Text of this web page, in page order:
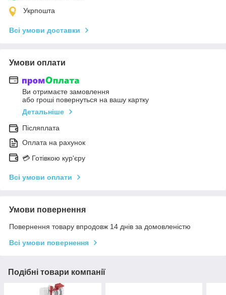
Укрпошта
Всі умови доставки
Умови оплати
Ви отримаєте замовлення
або гроші повернуться на вашу картку
Детальніше
Післяплата
Оплата на рахунок
💳 Готівкою кур'єру
Всі умови оплати
Умови повернення
Повернення товару впродовж 14 днів за домовленістю
Всі умови повернення
Подібні товари компанії